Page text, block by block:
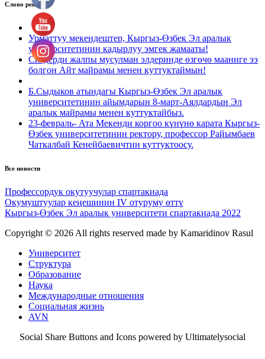
Слово ректора
Урматтуу мекендештер, Кыргыз-Өзбек Эл аралык
университетинин кадырлуу эмгек жамааты!
Сиздерди жалпы мусулман элдеринде өзгөчө мааниге ээ
болгон Айт майрамы менен куттуктаймын!
Б.Сыдыков атындагы Кыргыз-Өзбек Эл аралык
университетинин айымдарын 8-март-Аялдардын Эл
аралык майрамы менен куттуктайбыз.
23-февраль- Ата Мекенди коргоо күнүнө карата Кыргыз-
Өзбек университетинин ректору, профессор Райымбаев
Чаткалбай Кенейбаевичтин куттуктоосу.
Все новости
Профессордук окутуучулар спартакиада
Окумуштуулар кеңешинин IV отуруму өттү
Кыргыз-Өзбек Эл аралык университети cпартакиада 2022
Copyright © 2026 All rights reserved made by Kamaridinov Rasul
Университет
Структура
Образование
Наука
Международные отношения
Социальная жизнь
AVN
Social Share Buttons and Icons powered by Ultimatelysocial